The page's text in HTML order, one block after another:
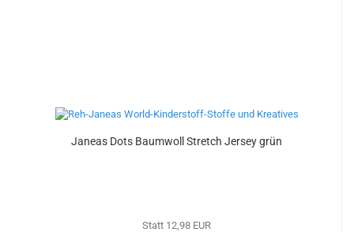
Janeas Dots Baumwoll Stretch Jersey grün
Statt 12,98 EUR